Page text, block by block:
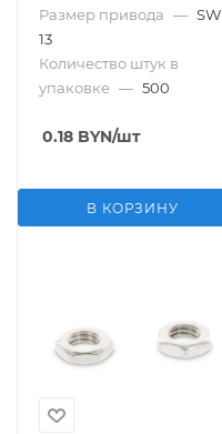
Размер привода — SW
13
Количество штук в
упаковке — 500
0.18 BYN/шт
В КОРЗИНУ